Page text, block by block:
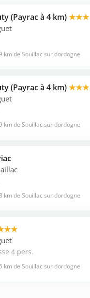
(Payrac à 4 km)★★★
km de Souillac sur dordogne
(Payrac à 4 km)★★★
km de Souillac sur dordogne
km de Souillac sur dordogne
4 pers.
km de Souillac sur dordogne